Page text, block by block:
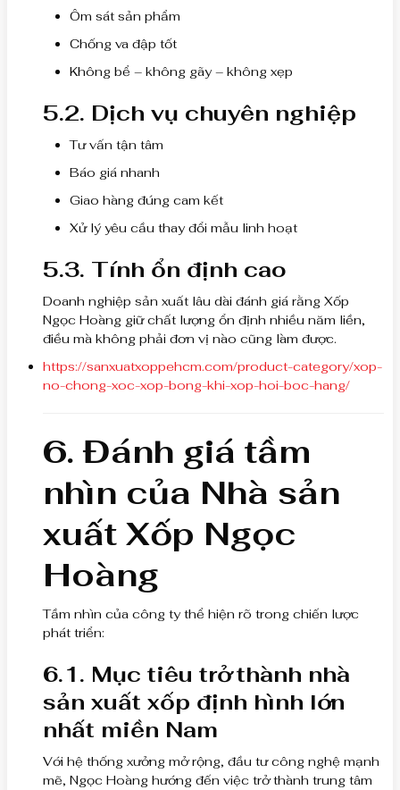
Ôm sát sản phẩm
Chống va đập tốt
Không bể – không gãy – không xẹp
5.2. Dịch vụ chuyên nghiệp
Tư vấn tận tâm
Báo giá nhanh
Giao hàng đúng cam kết
Xử lý yêu cầu thay đổi mẫu linh hoạt
5.3. Tính ổn định cao
Doanh nghiệp sản xuất lâu dài đánh giá rằng Xốp
Ngọc Hoàng giữ chất lượng ổn định nhiều năm liền,
điều mà không phải đơn vị nào cũng làm được.
https://sanxuatxoppehcm.com/product-category/xop-
no-chong-xoc-xop-bong-khi-xop-hoi-boc-hang/
6. Đánh giá tầm
nhìn của Nhà sản
xuất Xốp Ngọc
Hoàng
Tầm nhìn của công ty thể hiện rõ trong chiến lược
phát triển:
6.1. Mục tiêu trở thành nhà
sản xuất xốp định hình lớn
nhất miền Nam
Với hệ thống xưởng mở rộng, đầu tư công nghệ mạnh
mẽ, Ngọc Hoàng hướng đến việc trở thành trung tâm